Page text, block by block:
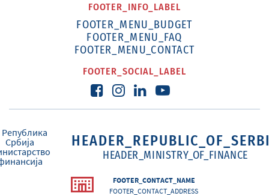
FOOTER_INFO_LABEL
FOOTER_MENU_BUDGET
FOOTER_MENU_FAQ
FOOTER_MENU_CONTACT
FOOTER_SOCIAL_LABEL
HEADER_MINISTRY_OF_FINANCE
FOOTER_CONTACT_NAME
FOOTER_CONTACT_ADDRESS